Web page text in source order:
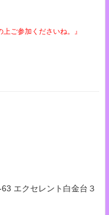
ご参加くださいね。』
エクセレント白金台３